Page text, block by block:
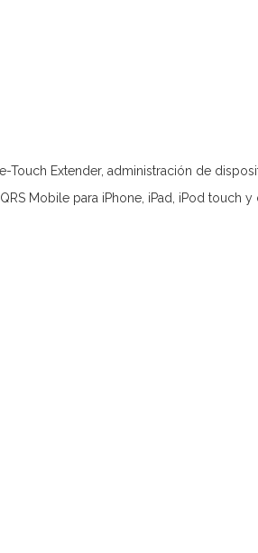
Touch Extender, administración de
Mobile para iPhone, iPad, iPod touch